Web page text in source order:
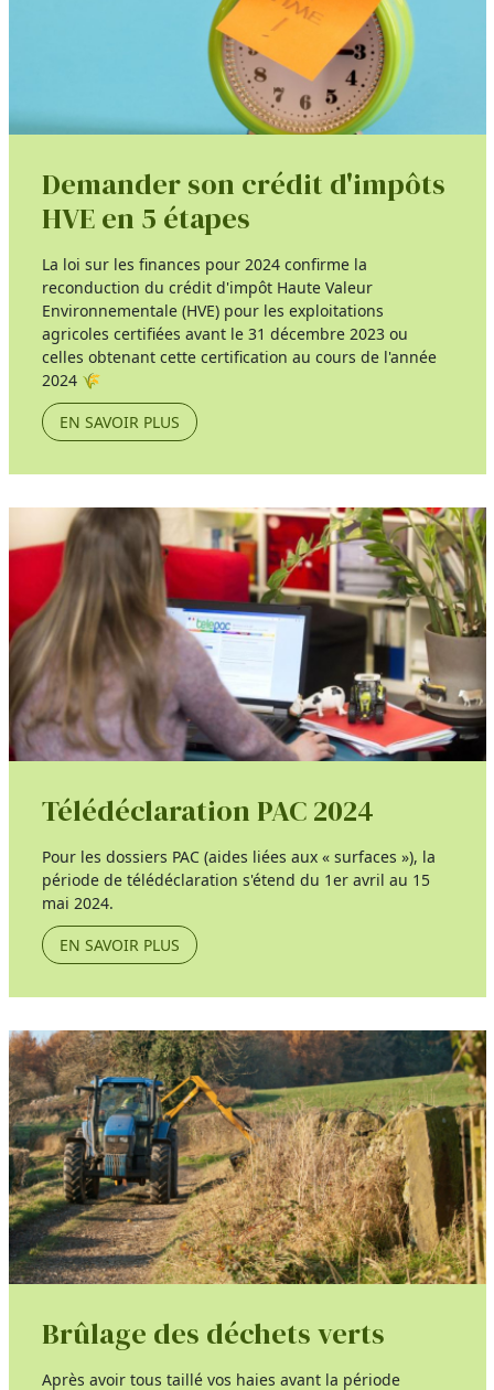
Demander son crédit d'impôts
HVE en 5 étapes
La loi sur les finances pour 2024 confirme la
reconduction du crédit d'impôt Haute Valeur
Environnementale (HVE) pour les exploitations
agricoles certifiées avant le 31 décembre 2023 ou
celles obtenant cette certification au cours de l'année
2024 🌾
EN SAVOIR PLUS
Télédéclaration PAC 2024
Pour les dossiers PAC (aides liées aux « surfaces »), la
période de télédéclaration s'étend du 1er avril au 15
mai 2024.
EN SAVOIR PLUS
Brûlage des déchets verts
Après avoir tous taillé vos haies avant la période